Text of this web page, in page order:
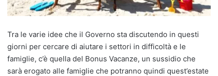
Tra le varie idee che il Governo sta discutendo in questi
giorni per cercare di aiutare i settori in difficoltà e le
famiglie, c’è quella del Bonus Vacanze, un sussidio che
sarà erogato alle famiglie che potranno quindi quest’estate